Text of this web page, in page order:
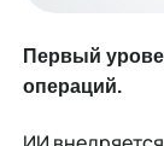
Первый
операций.